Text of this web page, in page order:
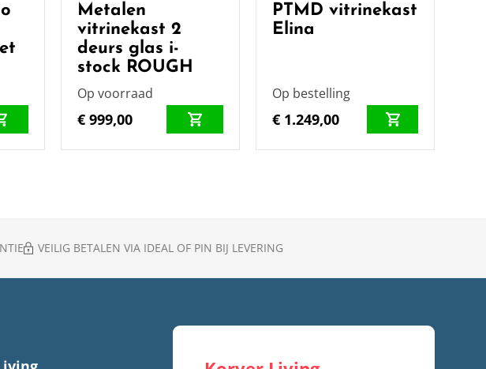
Metalen
vitrinekast 2
deurs glas i-
stock ROUGH
Op voorraad
€ 999,00
PTMD vitrinekast
Elina
Op bestelling
€ 1.249,00
VEILIG BETALEN VIA IDEAL OF PIN BIJ LEVERING